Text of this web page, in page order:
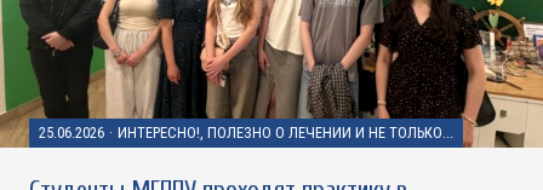
25.06.2026 · ИНТЕРЕСНО!, ПОЛЕЗНО О ЛЕЧЕНИИ И НЕ ТОЛЬКО...